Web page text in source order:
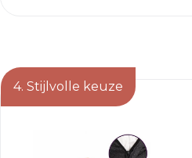
4. Stijlvolle keuze